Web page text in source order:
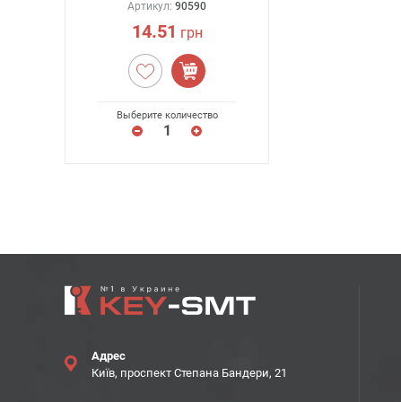
Артикул: 90590
14.51 грн
Выберите количество
Адрес
Київ, проспект Степана Бандери, 21